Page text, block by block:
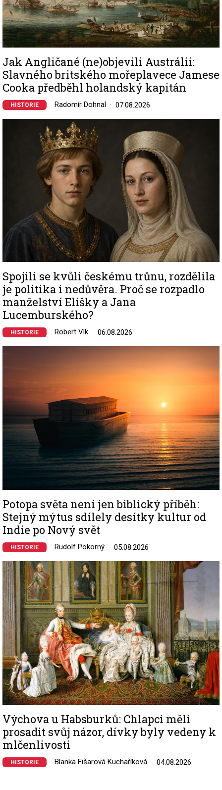
Jak Angličané (ne)objevili Austrálii:
Slavného britského mořeplavece Jamese
Cooka předběhl holandský kapitán
HISTORIE Radomír Dohnal 07.08.2026
Spojili se kvůli českému trůnu, rozdělila
je politika i nedůvěra. Proč se rozpadlo
manželství Elišky a Jana
Lucemburského?
HISTORIE Robert Vlk 06.08.2026
Potopa světa není jen biblický příběh:
Stejný mýtus sdílely desítky kultur od
Indie po Nový svět
HISTORIE Rudolf Pokorný 05.08.2026
Image
Výchova u Habsburků: Chlapci měli
prosadit svůj názor, dívky byly vedeny k
mlčenlivosti
HISTORIE Blanka Fišarová Kuchaříková 04.08.2026